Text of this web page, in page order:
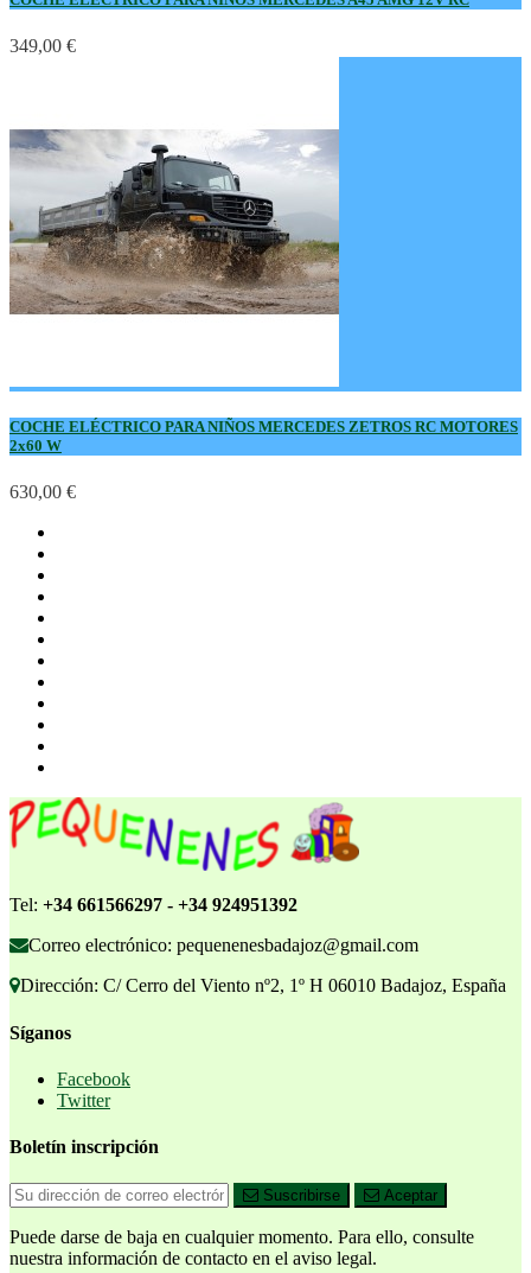
349,00 €
COCHE ELÉCTRICO PARA NIÑOS MERCEDES ZETROS RC MOTORES
2x60 W
630,00 €
Tel: +34 661566297 - +34 924951392
Correo electrónico: pequenenesbadajoz@gmail.com
Dirección: C/ Cerro del Viento nº2, 1º H 06010 Badajoz, España
Síganos
Facebook
Twitter
Boletín inscripción
Suscribirse Aceptar
Puede darse de baja en cualquier momento. Para ello, consulte
nuestra información de contacto en el aviso legal.